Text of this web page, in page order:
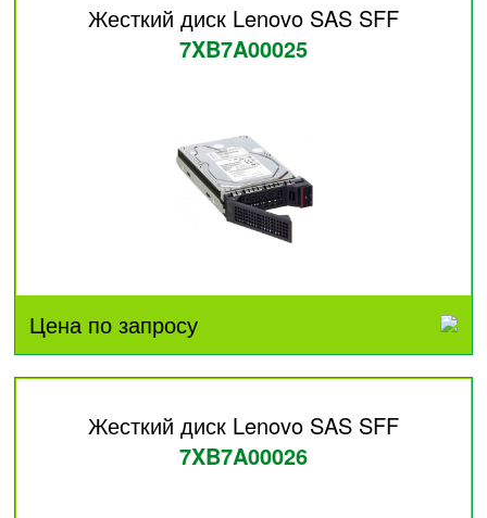
Жесткий диск Lenovo SAS SFF
7XB7A00025
Цена по запросу
Жесткий диск Lenovo SAS SFF
7XB7A00026